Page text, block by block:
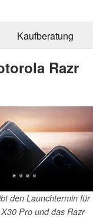
Kaufberatung
Razr
den Launchtermin für
Pro und das Razr